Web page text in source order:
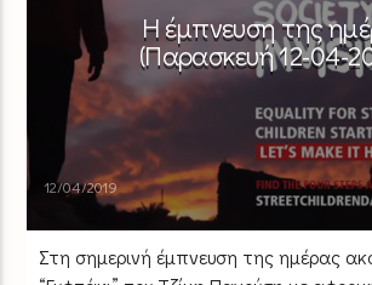
Η έμπνευση της
(Παρασκευή 12-04-
12/04/2019
Στη σημερινή έμπνευση της ημέρας